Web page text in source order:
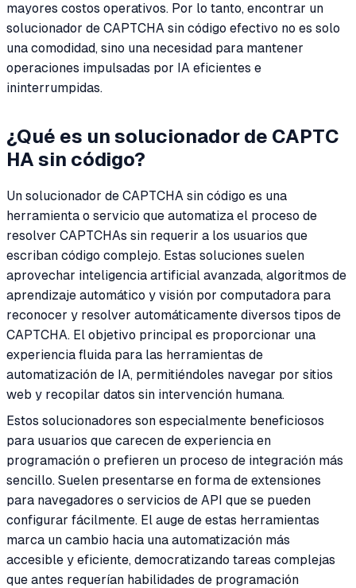
mayores costos operativos. Por lo tanto, encontrar un
solucionador de CAPTCHA sin código efectivo no es solo
una comodidad, sino una necesidad para mantener
operaciones impulsadas por IA eficientes e
ininterrumpidas.
¿Qué es un solucionador de CAPTC
HA sin código?
Un solucionador de CAPTCHA sin código es una
herramienta o servicio que automatiza el proceso de
resolver CAPTCHAs sin requerir a los usuarios que
escriban código complejo. Estas soluciones suelen
aprovechar inteligencia artificial avanzada, algoritmos de
aprendizaje automático y visión por computadora para
reconocer y resolver automáticamente diversos tipos de
CAPTCHA. El objetivo principal es proporcionar una
experiencia fluida para las herramientas de
automatización de IA, permitiéndoles navegar por sitios
web y recopilar datos sin intervención humana.
Estos solucionadores son especialmente beneficiosos
para usuarios que carecen de experiencia en
programación o prefieren un proceso de integración más
sencillo. Suelen presentarse en forma de extensiones
para navegadores o servicios de API que se pueden
configurar fácilmente. El auge de estas herramientas
marca un cambio hacia una automatización más
accesible y eficiente, democratizando tareas complejas
que antes requerían habilidades de programación